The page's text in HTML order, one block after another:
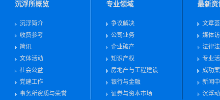
沉浮所概览
沉浮简介
收费参考
简讯
文体活动
社会公益
党建工作
事务所资质与荣誉
专业领域
争议解决
公司业务
企业破产
知识产权
房地产与工程建设
银行与金融
证券与资本市场
最新资
文章
媒体
法律
专业
成功
新闻
沉浮